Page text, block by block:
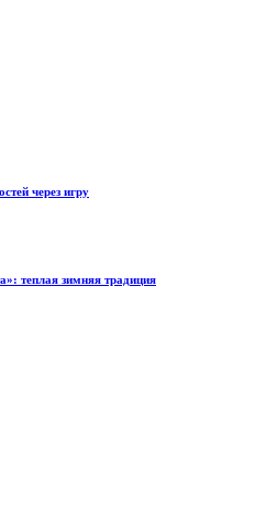
через игру
теплая зимняя традиция